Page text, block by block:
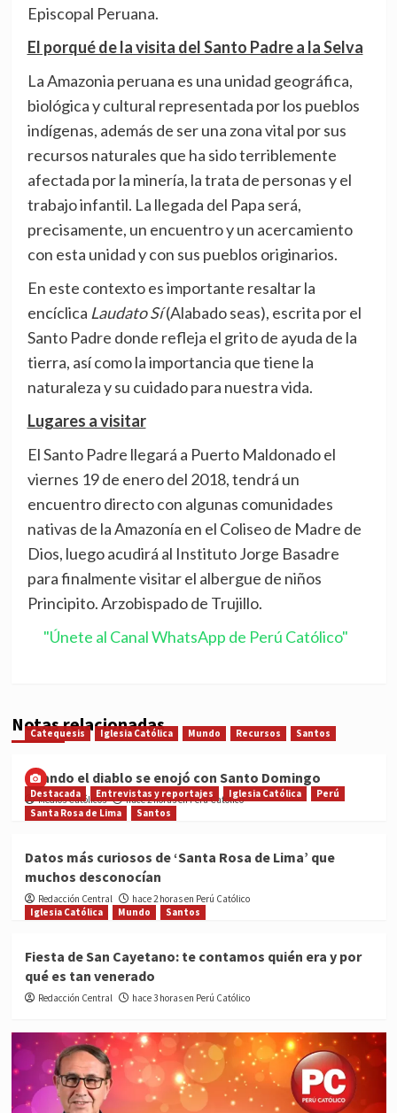
Episcopal Peruana.
El porqué de la visita del Santo Padre a la Selva
La Amazonia peruana es una unidad geográfica,
biológica y cultural representada por los pueblos
indígenas, además de ser una zona vital por sus
recursos naturales que ha sido terriblemente
afectada por la minería, la trata de personas y el
trabajo infantil. La llegada del Papa será,
precisamente, un encuentro y un acercamiento
con esta unidad y con sus pueblos originarios.
En este contexto es importante resaltar la
encíclica Laudato Sí(Alabado seas), escrita por el
Santo Padre donde refleja el grito de ayuda de la
tierra, así como la importancia que tiene la
naturaleza y su cuidado para nuestra vida.
Lugares a visitar
El Santo Padre llegará a Puerto Maldonado el
viernes 19 de enero del 2018, tendrá un
encuentro directo con algunas comunidades
nativas de la Amazonía en el Coliseo de Madre de
Dios, luego acudirá al Instituto Jorge Basadre
para finalmente visitar el albergue de niños
Principito. Arzobispado de Trujillo.
"Únete al Canal WhatsApp de Perú Católico"
Notas relacionadas
Catequesis Iglesia Católica Mundo Recursos Santos
Cuando el diablo se enojó con Santo Domingo
Medios Católicos hace 2 horas en Perú Católico
Destacada Entrevistas y reportajes Iglesia Católica
Perú
Santa Rosa de Lima
Santos
Datos más curiosos de ‘Santa Rosa de Lima’ que
muchos desconocían
Redacción Central
hace 2 horas en Perú Católico
Iglesia Católica
Mundo Santos
Fiesta de San Cayetano: te contamos quién era y por
qué es tan venerado
Redacción Central hace 3 horas en Perú Católico